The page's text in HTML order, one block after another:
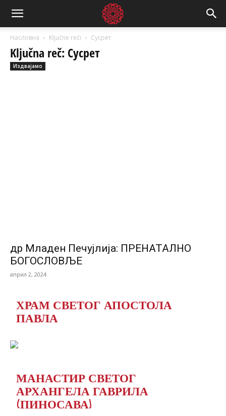
Насловна Ključne reči Сусрет
Ključna reč: Сусрет
Издвајамо
др Младен Печујлија: ПРЕНАТАЛНО
БОГОСЛОВЉЕ
април 2, 2024
ХРАМ СВЕТОГ АПОСТОЛА
ПАВЛА
МАНАСТИР СВЕТОГ
АРХАНГЕЛА ГАВРИЛА
(ПИНОСАВА)